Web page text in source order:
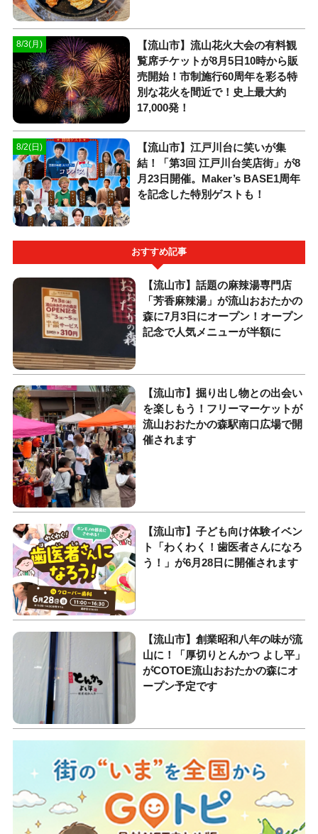
8/3(月)
【流山市】流山花火大会の有料観
覧席チケットが8月5日10時から販
売開始！市制施行60周年を彩る特
別な花火を間近で！史上最大約
17,000発！
8/2(日)
【流山市】江戸川台に笑いが集
結！「第3回 江戸川台笑店街」が8
月23日開催。Maker’s BASE1周年
を記念した特別ゲストも！
おすすめ記事
【流山市】話題の麻辣湯専門店
「芳香麻辣湯」が流山おおたかの
森に7月3日にオープン！オープン
記念で人気メニューが半額に
【流山市】掘り出し物との出会い
を楽しもう！フリーマーケットが
流山おおたかの森駅南口広場で開
催されます
【流山市】子ども向け体験イベン
ト「わくわく！歯医者さんになろ
う！」が6月28日に開催されます
【流山市】創業昭和八年の味が流
山に！「厚切りとんかつ よし平」
がCOTOE流山おおたかの森にオ
ープン予定です